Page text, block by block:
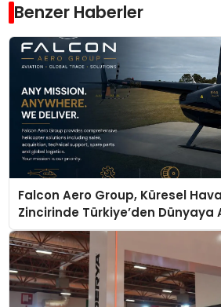
Benzer Haberler
Falcon Aero Group, Küresel
Zincirinde Türkiye’den Dünyaya